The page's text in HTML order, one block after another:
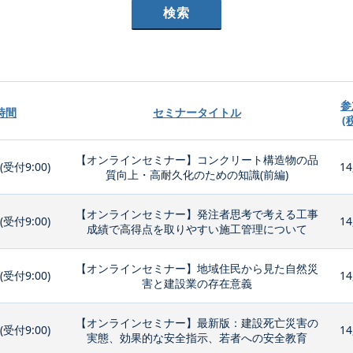
間 セミナータイトル
(
付9:00)
【オンラインセミナー】コンクリート構造物の品
質向上・高耐久化のための知識(前編)
付9:00)
【オンラインセミナー】発注者思考で考える工事
成績で高得点を取りやすい施工管理について
付9:00)
【オンラインセミナー】地域住民から見た自然災
害と建設業の存在意義
付9:00)
【オンラインセミナー】最新版：建設死亡災害の
実態、効果的な安全指示、若者への安全教育